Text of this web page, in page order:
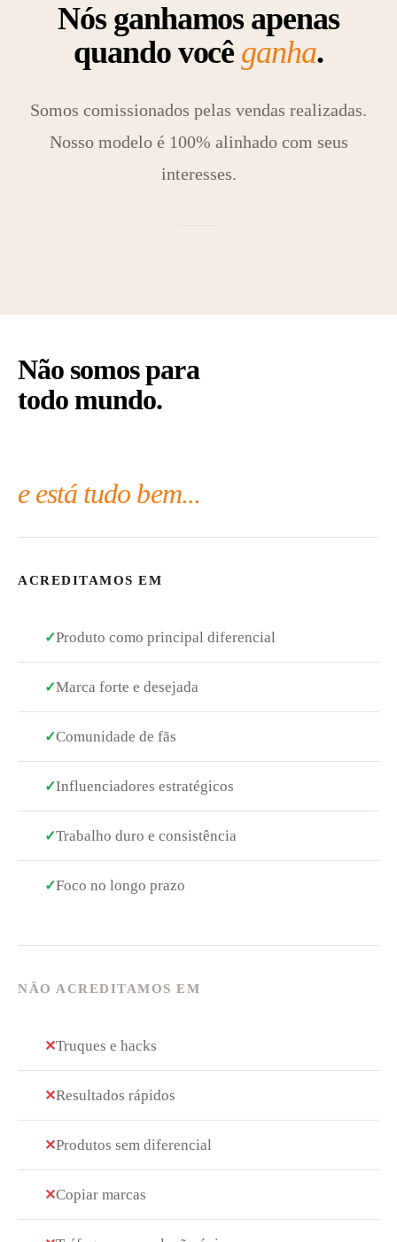
Nós ganhamos apenas
quando você ganha.
Somos comissionados pelas vendas realizadas.
Nosso modelo é 100% alinhado com seus
interesses.
Não somos para
todo mundo.
e está tudo bem...
ACREDITAMOS EM
✓Produto como principal diferencial
✓Marca forte e desejada
✓Comunidade de fãs
✓Influenciadores estratégicos
✓Trabalho duro e consistência
✓Foco no longo prazo
NÃO ACREDITAMOS EM
✕Truques e hacks
✕Resultados rápidos
✕Produtos sem diferencial
✕Copiar marcas